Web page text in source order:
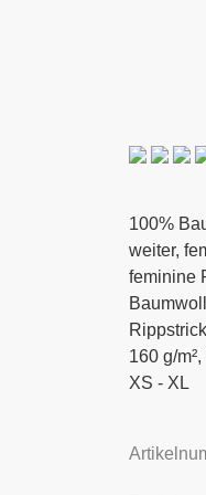
100%
weiter,
feminine
160 g/
XS - XL